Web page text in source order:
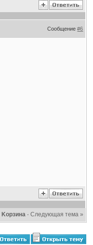
Сообщение#6
Kорзина· Следующая тема »